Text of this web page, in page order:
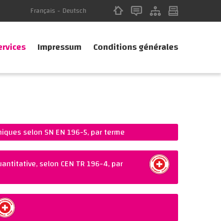
Français - Deutsch
Impressum Conditions générales
selon SN EN 196-5, par terme
selon CEN TR 196-4, par